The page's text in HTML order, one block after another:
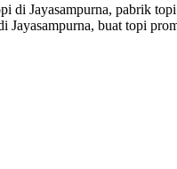
Jayasampurna, pabrik
buat topi